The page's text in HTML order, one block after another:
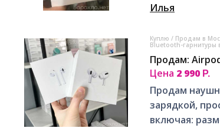
Илья
Куплю / Продам в
Bluetooth-гарнитуры
Продам:
Цена 2 990 Р.
Продам
заpядкой,
включaя: